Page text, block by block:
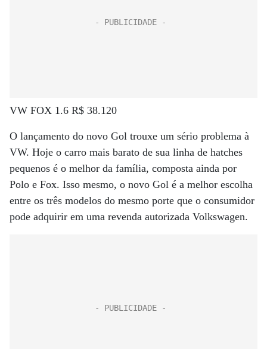
VW FOX 1.6 R$ 38.120
O lançamento do novo Gol trouxe um sério problema à
VW. Hoje o carro mais barato de sua linha de hatches
pequenos é o melhor da família, composta ainda por
Polo e Fox. Isso mesmo, o novo Gol é a melhor escolha
entre os três modelos do mesmo porte que o consumidor
pode adquirir em uma revenda autorizada Volkswagen.